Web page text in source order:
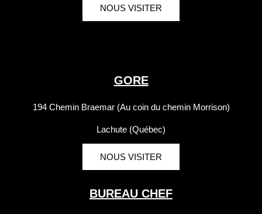
NOUS VISITER
GORE
194 Chemin Braemar (Au coin du chemin Morrison)
Lachute (Québec)
NOUS VISITER
BUREAU CHEF